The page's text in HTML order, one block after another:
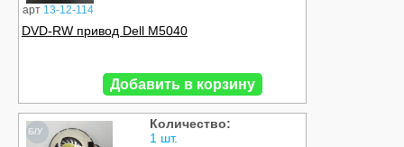
арт 13-12-114
DVD-RW привод Dell M5040
Добавить в корзину
Б/У
Количество:
1 шт.